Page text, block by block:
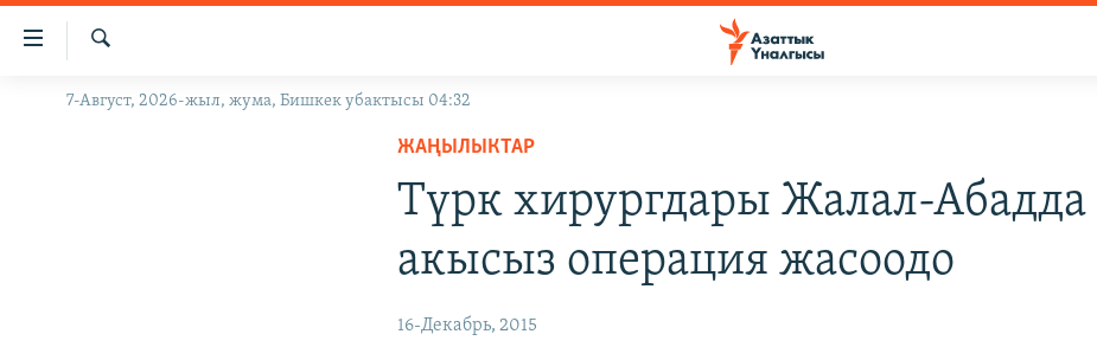
Линктер
Мазмунга
Навигацияга
ЖАҢЫЛЫКТАР
Издөө
7-Август, 2026-жыл, жума, Бишкек убактысы 04:32
ЖАҢЫЛЫКТАР
Түрк хирургдары Жалал-Абадда
акысыз операция жасоодо
16-Декабрь, 2015